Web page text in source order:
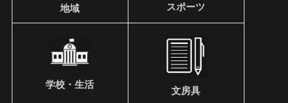
地域 スポーツ
学校・生活
文房具